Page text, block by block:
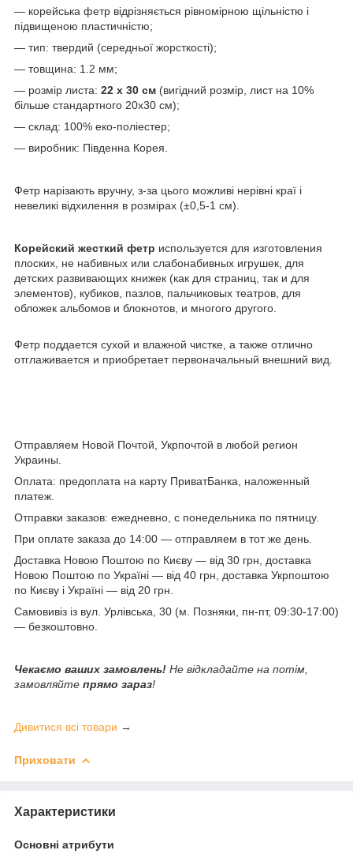
— корейська фетр відрізняється рівномірною щільністю і
підвищеною пластичністю;
— тип: твердий (середньої жорсткості);
— товщина: 1.2 мм;
— розмір листа: 22 х 30 см (вигідний розмір, лист на 10%
більше стандартного 20х30 см);
— склад: 100% еко-поліестер;
— виробник: Південна Корея.
Фетр нарізають вручну, з-за цього можливі нерівні краї і
невеликі відхилення в розмірах (±0,5-1 см)
Корейский жесткий фетр используется для изготовления
плоских, не набивных или слабонабивных игрушек, для
детских развивающих книжек (как для страниц, так и для
элементов), кубиков, пазлов, пальчиковых театров, для
обложек альбомов и блокнотов, и многого другого.
Фетр поддается сухой и влажной чистке, а также отлично
отглаживается и приобретает первоначальный внешний вид.
Отправляем Новой Почтой, Укрпочтой в любой регион
Украины.
Оплата: предоплата на карту ПриватБанка, наложенный
платеж.
Отправки заказов: ежедневно, с понедельника по пятницу.
При оплате заказа до 14:00 — отправляем в тот же день.
Доставка Новою Поштою по Києву — від 30 грн, доставка
Новою Поштою по Україні — від 40 грн, доставка Укрпоштою
по Києву і Україні — від 20 грн.
Самовивіз із вул. Урлівська, 30 (м. Позняки, пн-пт, 09:30-17:00)
— безкоштовно.
Чекаємо ваших замовлень! Не відкладайте на потім,
замовляйте прямо зараз!
Дивитися всі товари →
Приховати
Характеристики
Основні атрибути